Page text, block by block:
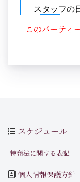
このパーティ
スケジュール
特商法に関する表記
個人情報保護方針